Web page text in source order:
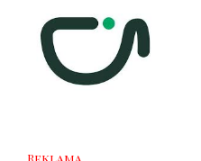
Reklama